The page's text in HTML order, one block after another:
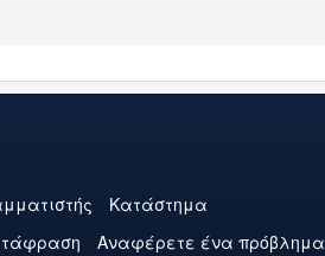
Κατάστημα
Αναφέρετε ένα πρόβλημα